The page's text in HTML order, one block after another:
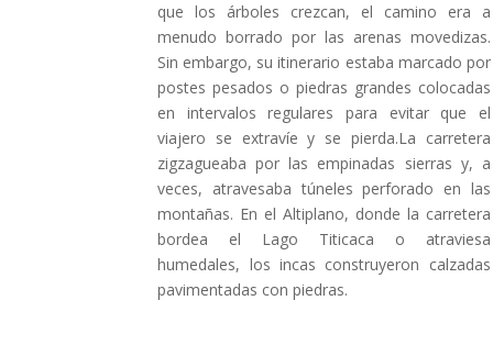
que los árboles crezcan, el camino era a
menudo borrado por las arenas movedizas.
Sin embargo, su itinerario estaba marcado por
postes pesados ​​o piedras grandes colocadas
en intervalos regulares para evitar que el
viajero se extravíe y se pierda.La carretera
zigzagueaba por las empinadas sierras y, a
veces, atravesaba túneles perforado en las
montañas. En el Altiplano, donde la carretera
bordea el Lago Titicaca o atraviesa
humedales, los incas construyeron calzadas
pavimentadas con piedras.